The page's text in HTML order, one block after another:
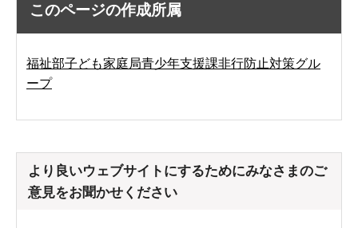
このページの作成所属
福祉部子ども家庭局青少年支援課非行防止対策グル
ープ
より良いウェブサイトにするためにみなさまのご
意見をお聞かせください